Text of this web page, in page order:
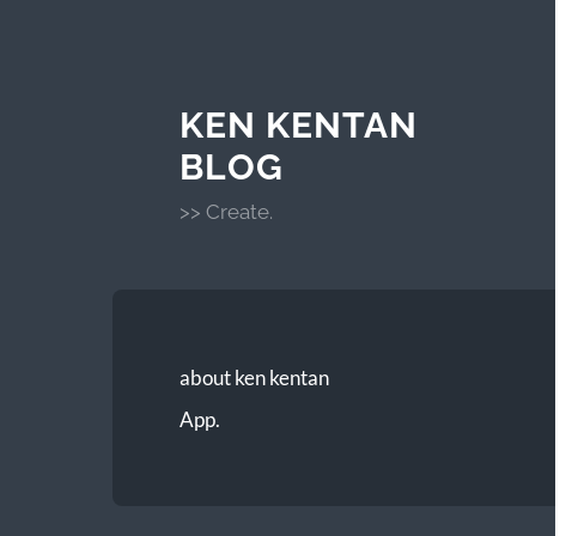
KEN KENTAN
BLOG
>> Create.
about ken kentan
App.